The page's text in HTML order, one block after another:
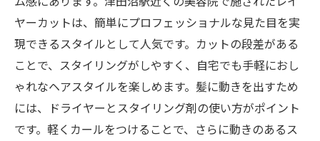
ヤーカットは、簡単にプロフェッショナルな見た目を実
現できるスタイルとして人気です。カットの段差がある
ことで、スタイリングがしやすく、自宅でも手軽におし
ゃれなヘアスタイルを楽しめます。髪に動きを出すため
には、ドライヤーとスタイリング剤の使い方がポイント
です。軽くカールをつけることで、さらに動きのあるス